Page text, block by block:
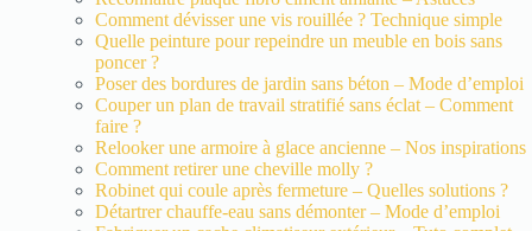
Comment dévisser une vis rouillée ? Technique simple
Quelle peinture pour repeindre un meuble en bois sans
poncer ?
Poser des bordures de jardin sans béton – Mode d’emploi
Couper un plan de travail stratifié sans éclat – Comment
faire ?
Relooker une armoire à glace ancienne – Nos inspirations
Comment retirer une cheville molly ?
Robinet qui coule après fermeture – Quelles solutions ?
Détartrer chauffe-eau sans démonter – Mode d’emploi